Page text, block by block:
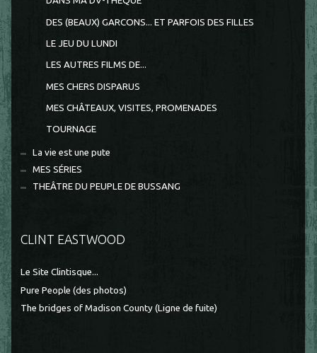
DES (BEAUX) GARCONS... ET PARFOIS DES FILLES
LE JEU DU LUNDI
LES AUTRES FILMS DE...
MES CHERS DISPARUS
MES CHÂTEAUX, VISITES, PROMENADES
TOURNAGE
La vie est une pute
MES SÉRIES
THEÂTRE DU PEUPLE DE BUSSANG
CLINT EASTWOOD
Le Site Clintisque...
Pure People (des photos)
The bridges of Madison County (Ligne de fuite)